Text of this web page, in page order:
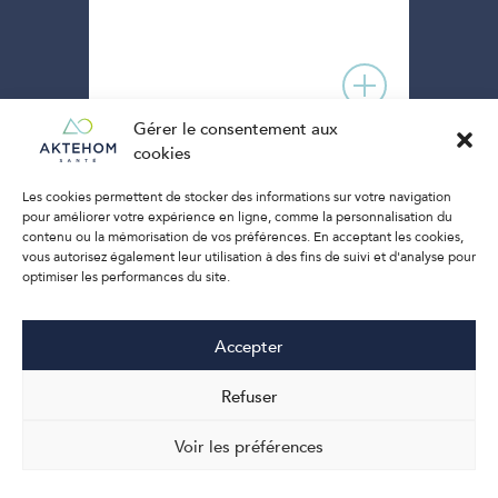
Gérer le consentement aux
cookies
Les cookies permettent de stocker des informations sur votre navigation
pour améliorer votre expérience en ligne, comme la personnalisation du
contenu ou la mémorisation de vos préférences. En acceptant les cookies,
vous autorisez également leur utilisation à des fins de suivi et d'analyse pour
optimiser les performances du site.
Accepter
Refuser
Voir les préférences
Mentions légales